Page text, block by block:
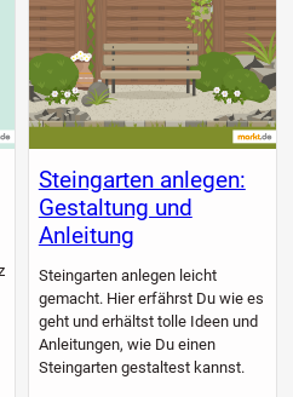
Steingarten anlegen:
Gestaltung und
Anleitung
Steingarten anlegen leicht
gemacht. Hier erfährst Du wie es
geht und erhältst tolle Ideen und
Anleitungen, wie Du einen
Steingarten gestaltest kannst.